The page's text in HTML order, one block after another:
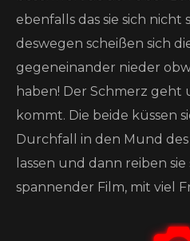
ebenfalls das sie sich
deswegen scheißen sich
gegeneinander nieder
haben! Der Schmerz geht
kommt. Die beide küssen
Durchfall in den Mund
lassen und dann reiben
spannender Film, mit viel